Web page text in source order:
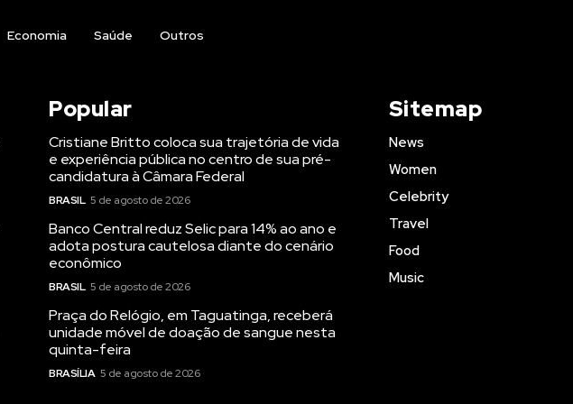
Economia Saúde Outros
Popular
Cristiane Britto coloca sua trajetória de vida
e experiência pública no centro de sua pré-
candidatura à Câmara Federal
BRASIL 5 de agosto de 2026
Banco Central reduz Selic para 14% ao ano e
adota postura cautelosa diante do cenário
econômico
BRASIL 5 de agosto de 2026
Praça do Relógio, em Taguatinga, receberá
unidade móvel de doação de sangue nesta
quinta-feira
BRASÍLIA 5 de agosto de 2026
Sitemap
News
Women
Celebrity
Travel
Food
Music